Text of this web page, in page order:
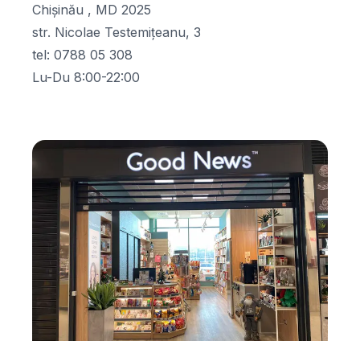
Chișinău , MD 2025
str. Nicolae Testemițeanu, 3
tel: 0788 05 308
Lu-Du 8:00-22:00